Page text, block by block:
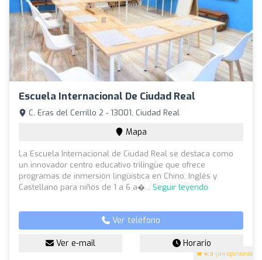
Escuela Internacional De Ciudad Real
4.9 (84 opiniones)
C. Eras del Cerrillo 2 - 13001, Ciudad Real
Mapa
La Escuela Internacional de Ciudad Real se destaca como
un innovador centro educativo trilingüe que ofrece
programas de inmersión lingüística en Chino, Inglés y
Castellano para niños de 1 a 6 a�... Seguir leyendo
Ver teléfono
Ver e-mail Horario